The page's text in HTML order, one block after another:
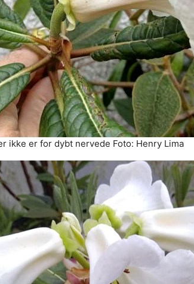
ikke er for dybt nervede Foto: Henry Lima